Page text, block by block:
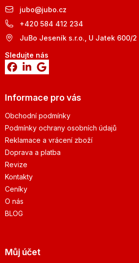
jubo@jubo.cz
+420 584 412 234
JuBo Jeseník s.r.o., U Jatek 600/2
Sledujte nás
Informace pro vás
Obchodní podmínky
Podmínky ochrany osobních údajů
Reklamace a vrácení zboží
Doprava a platba
Revize
Kontakty
Ceníky
O nás
BLOG
Můj účet